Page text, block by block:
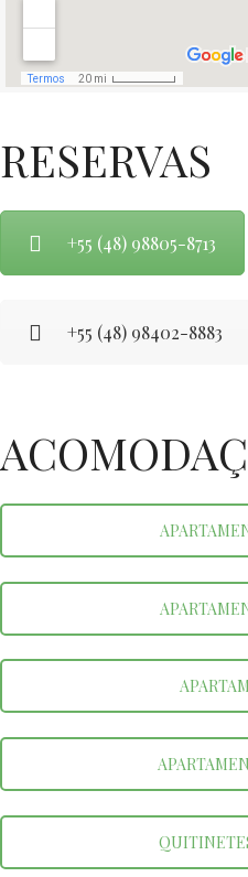
RESERVAS
+55 (48) 98805-8713
+55 (48) 98402-8883